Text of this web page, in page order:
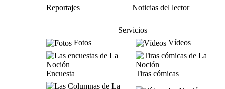
Reportajes
Noticias del lector
Servicios
Fotos
Vídeos
Encuesta Tiras cómicas